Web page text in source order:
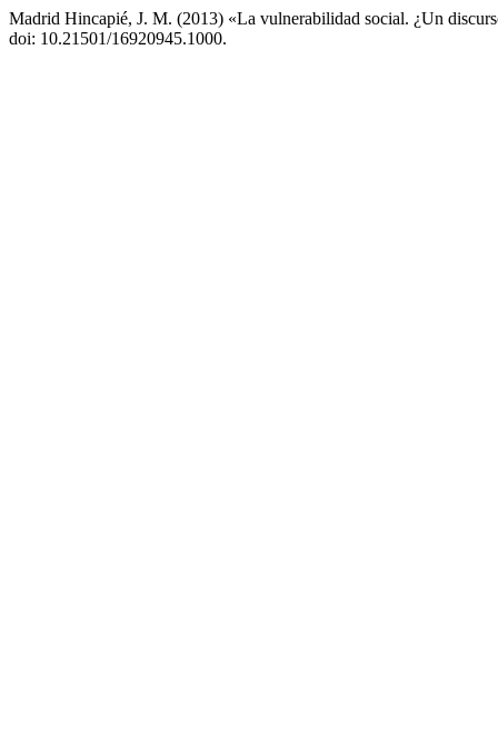
Madrid Hincapié, J. M. (2013) «La vulnerabilidad social. ¿Un
doi: 10.21501/16920945.1000.